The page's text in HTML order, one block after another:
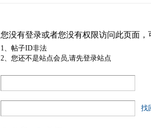
您没有登录或者您没有权限访问此页面
1、帖子ID非法
2、您还不是站点会员,请先登录站点
找